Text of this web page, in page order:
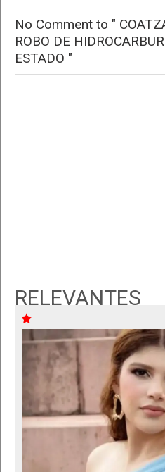
No Comment to "
ROBO DE
ESTADO "
RELEVANTES